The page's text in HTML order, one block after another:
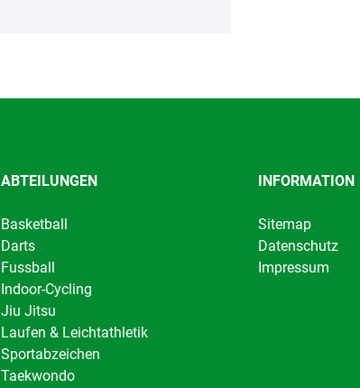
ABTEILUNGEN
Basketball
Darts
Fussball
Indoor-Cycling
Jiu Jitsu
Laufen & Leichtathletik
Sportabzeichen
Taekwondo
INFORMATION
Sitemap
Datenschutz
Impressum